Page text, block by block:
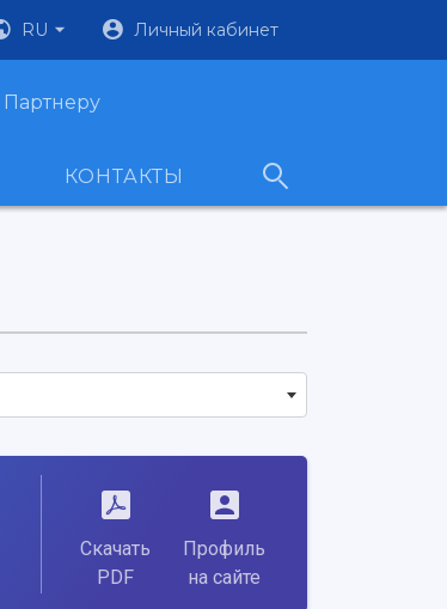
RU Личный кабинет
Партнеру
КОНТАКТЫ
Скачать
PDF
Профиль
на сайте